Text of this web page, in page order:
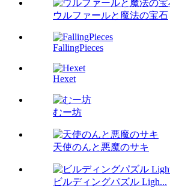
ウルファールと魔法の宝石
FallingPieces
Hexet
むー坊
天使のんと悪魔のサキ
ビルディングパズル Ligh...